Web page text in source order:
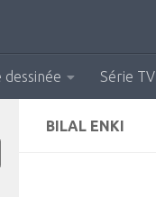
dessinée Série TV
BILAL ENKI